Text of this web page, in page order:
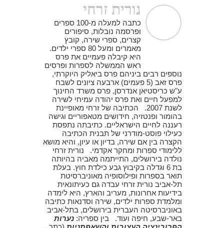
נורית זרחי
כתבה למעלה מ-100 ספרים
ופרסמה נובלות, סיפורים
קצרים, ספרי שירה, קובץ
מאמרים ומעל 80 ספרי ילדים.
היא קיבלה פעמיים את פרס
ראש הממשלה לספרות ופרסים
נוספים רבים ביניהם פרס ביאליק היוקרתי,
פרס זאב (5 פעמים) ארבעה ציונים לשבח
ע"ש כריסטיאן אנדרסן, פרס משרד החינוך
למפעל חיים ואת פרס יהודה עמיחי לשירה
לשנת 2007. הכתיבה של זרחי מאופיינת
בהומור ופנטזיה, חידושים מטאפוריים וגישה
רעננה לחיים הישראליים. כתיבתה נתפסת
כעילוי פוסט-מודרני של תבנית הכתיבה
הקצרה בין אם שירה, בדיון או עיון, והיא מושא
ללימודי ספרות ומחקר אקדמי. נורית זרחי
נולדה בירושלים, התייתמה מאביה בהיותה
בת 6 וגדלה בקיבוץ גבע כילדת חוץ. בעלת
תואר בספרות ופילוסופיה מאוניברסיטת
תל-אביב נורית זרחי עבדה גם כעיתונאית
בידיעות אחרונות, מעריב והארץ, היא לימדה
ומלמדת ספרות ילדים, שירה וסדנאות כתיבה
באוניברסיטה העברית בירושלים, בתל-אביב
באר-שבע, חיפה ועוד. בין ספריה: נערות